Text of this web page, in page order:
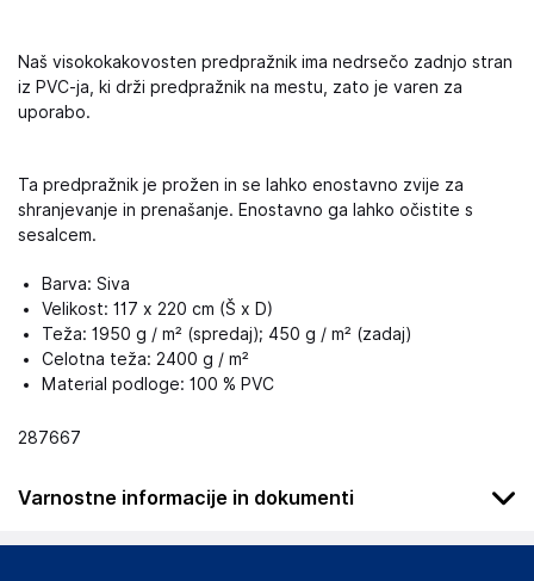
Naš visokokakovosten predpražnik ima nedrsečo zadnjo stran
iz PVC-ja, ki drži predpražnik na mestu, zato je varen za
uporabo.
Ta predpražnik je prožen in se lahko enostavno zvije za
shranjevanje in prenašanje. Enostavno ga lahko očistite s
sesalcem.
Barva: Siva
Velikost: 117 x 220 cm (Š x D)
Teža: 1950 g / m² (spredaj); 450 g / m² (zadaj)
Celotna teža: 2400 g / m²
Material podloge: 100 % PVC
287667
Varnostne informacije in dokumenti
Podatki o proizvajalcu